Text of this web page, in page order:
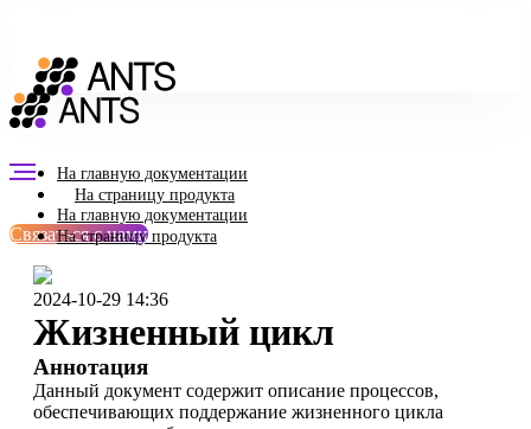
На главную документации
На страницу продукта
Связаться с нами
На главную документации
На страницу продукта
2024-10-29 14:36
Жизненный цикл
Аннотация
Данный документ содержит описание процессов,
обеспечивающих поддержание жизненного цикла